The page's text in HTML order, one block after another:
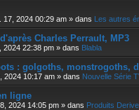
17, 2024 00:29 am » dans Les autres
Charles Perrault, MP3
2024 22:38 pm » dans Blabla
: golgoths, monstrogoths,
2024 10:17 am » dans Nouvelle Série
ligne
2024 14:05 pm » dans Produits